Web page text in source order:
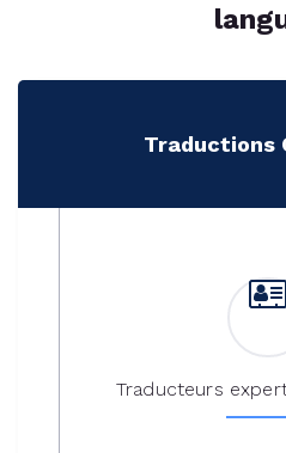
Traductions
Traducteurs